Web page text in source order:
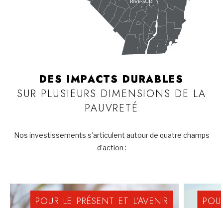
DES IMPACTS DURABLES
SUR PLUSIEURS DIMENSIONS DE LA
PAUVRETÉ
Nos investissements s’articulent autour de quatre champs
d’action :
POUR LE PRÉSENT ET L’AVENIR